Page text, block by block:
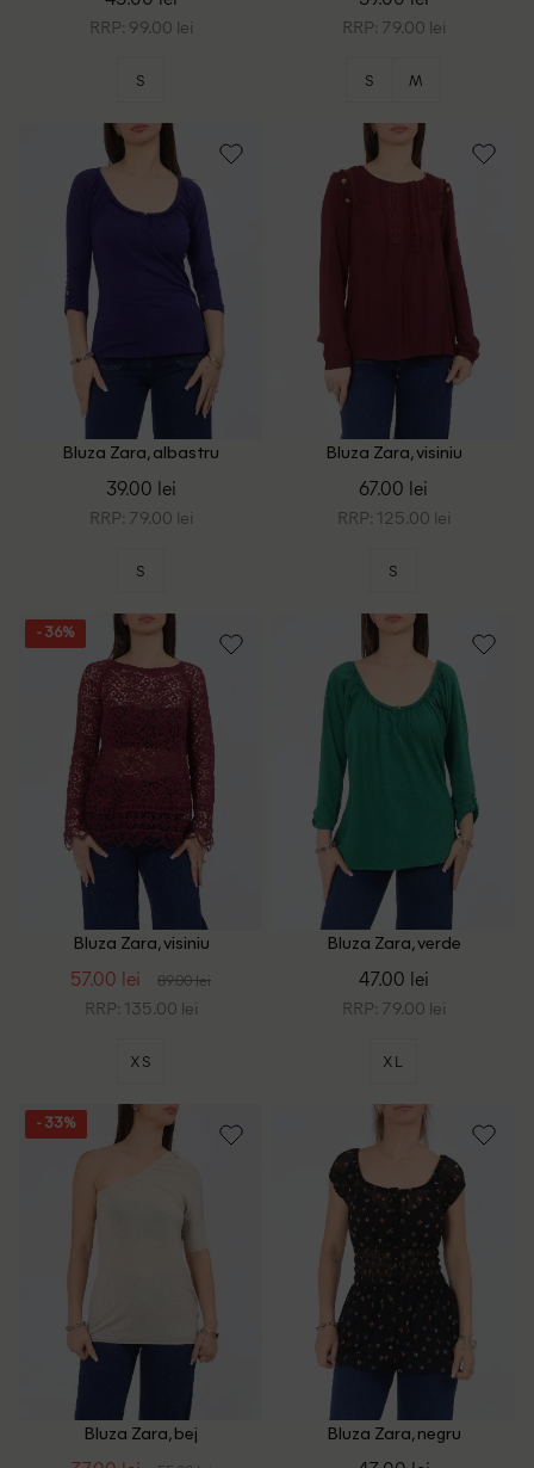
RRP: 99.00 lei
S
RRP: 79.00 lei
S M
Bluza Zara, albastru
39.00 lei
RRP: 79.00 lei
S
Bluza Zara, visiniu
67.00 lei
RRP: 125.00 lei
S
- 36%
Bluza Zara, visiniu
57.00 lei 89.00 lei
RRP: 135.00 lei
XS
Bluza Zara, verde
47.00 lei
RRP: 79.00 lei
XL
- 33%
Bluza Zara, bej Bluza Zara, negru